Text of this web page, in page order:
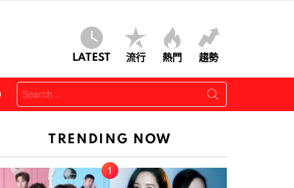
LATEST 流行 熱門 趨勢
SKIN
Search
for:
TRENDING NOW